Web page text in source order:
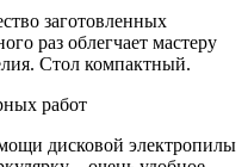
заготовленных
раз облегчает мастеру
Стол компактный.
дисковой электропилы